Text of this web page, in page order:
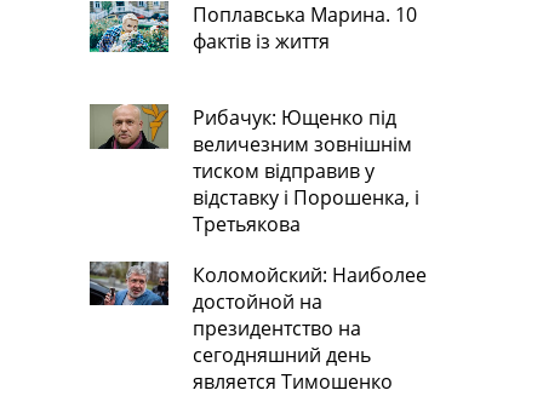
Поплавська Марина. 10
фактів із життя
Рибачук: Ющенко під
величезним зовнішнім
тиском відправив у
відставку і Порошенка, і
Третьякова
Коломойский: Наиболее
достойной на
президентство на
сегодняшний день
является Тимошенко